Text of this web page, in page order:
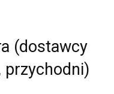
(dostawcy
przychodni)